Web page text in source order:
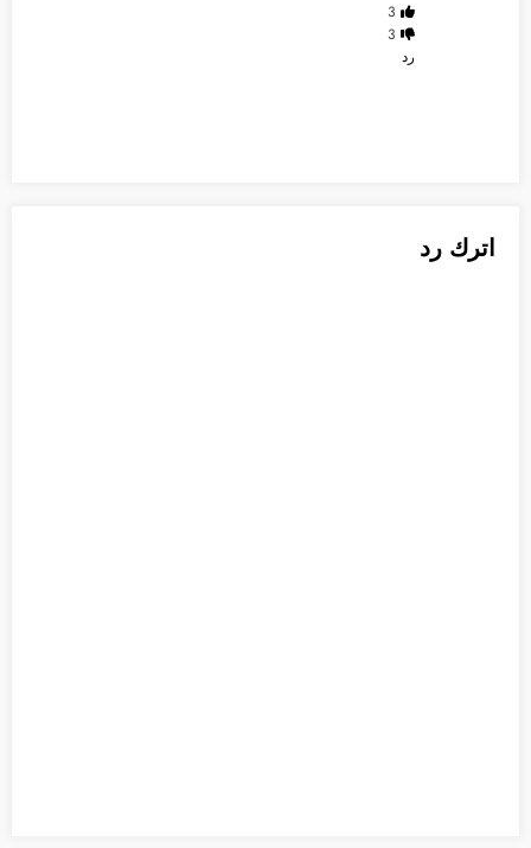
3
3
رد
اترك رد